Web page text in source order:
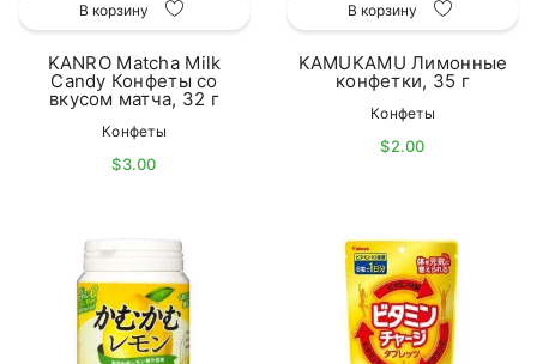
В корзину
KANRO Matcha Milk
Candy Конфеты со
вкусом матча, 32 г
Конфеты
$3.00
В корзину
KAMUKAMU Лимонные
конфетки, 35 г
Конфеты
$2.00